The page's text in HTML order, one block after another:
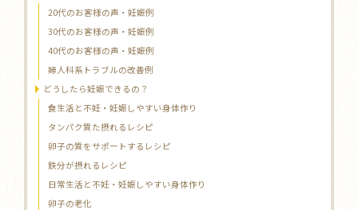
20代のお客様の声・妊娠例
30代のお客様の声・妊娠例
40代のお客様の声・妊娠例
婦人科系トラブルの改善例
どうしたら妊娠できるの？
食生活と不妊・妊娠しやすい身体作り
タンパク質た摂れるレシピ
卵子の質をサポートするレシピ
鉄分が摂れるレシピ
日常生活と不妊・妊娠しやすい身体作り
卵子の老化